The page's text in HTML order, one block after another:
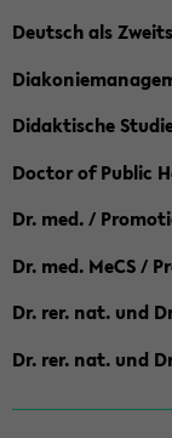
Deutsch als
Didaktische
Doctor of Public
Dr. med. /
Dr. med. MeCS /
Dr. rer. nat. und
Dr. rer. nat. und